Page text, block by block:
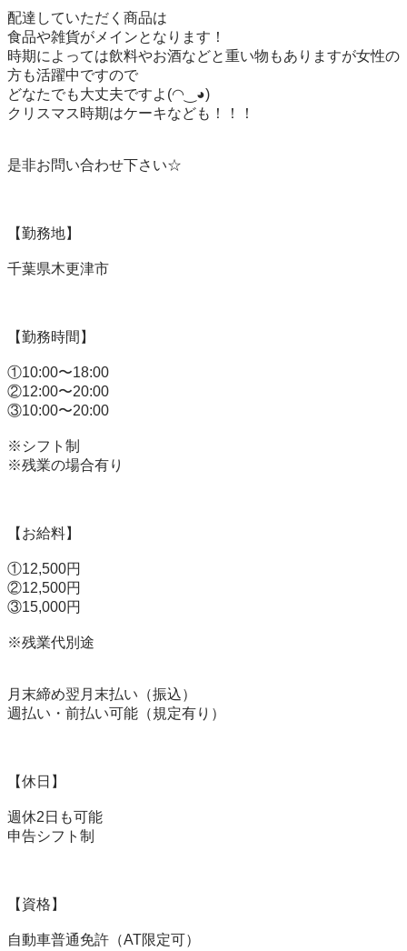
配達していただく商品は
食品や雑貨がメインとなります！
時期によっては飲料やお酒などと重い物もありますが女性の
方も活躍中ですので
どなたでも大丈夫ですよ(⁠◠⁠‿⁠◕⁠)
クリスマス時期はケーキなども！！！
是非お問い合わせ下さい☆
【勤務地】
千葉県木更津市
【勤務時間】
①10:00〜18:00
②12:00〜20:00
③10:00〜20:00
※シフト制
※残業の場合有り
【お給料】
①12,500円
②12,500円
③15,000円
※残業代別途
月末締め翌月末払い（振込）
週払い・前払い可能（規定有り）
【休日】
週休2日も可能
申告シフト制
【資格】
自動車普通免許（AT限定可）